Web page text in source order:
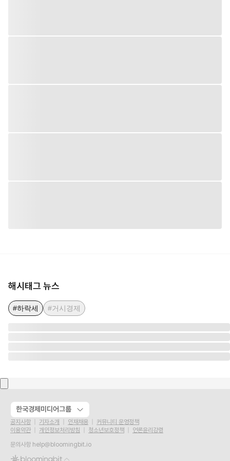
해시태그 뉴스
#하락세 #거시경제
한국경제미디어그룹
공지사항 기자소개 인재채용
커뮤니티 운영정책
이용약관
개인정보처리방침 청소년보호정책
언론윤리강령
문의사항 help@bloomingbit.io